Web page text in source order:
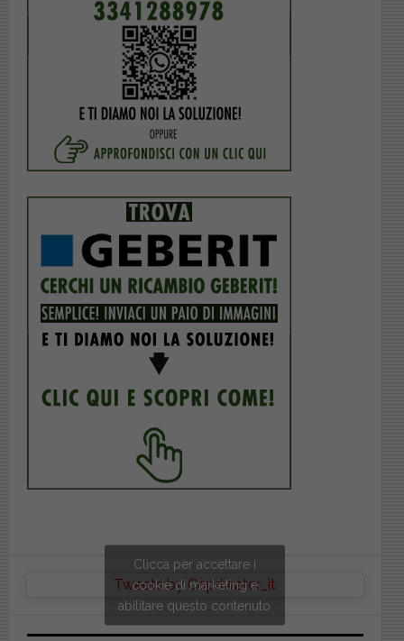
Tweets by Copriwater_it
Clicca per accettare i
cookie di marketing e
abilitare questo contenuto